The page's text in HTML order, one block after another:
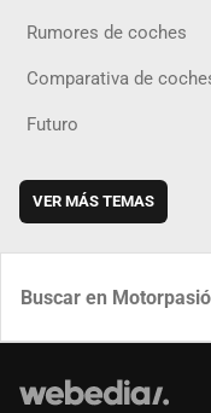
Rumores de coches
Comparativa de
Futuro
VER MÁS TEMAS